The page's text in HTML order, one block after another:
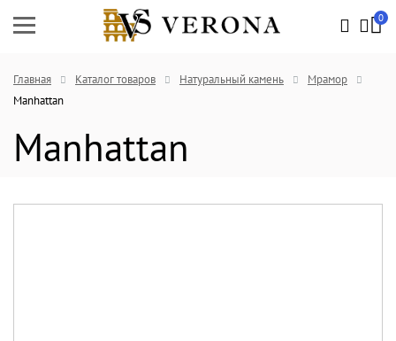
0
Главная Каталог товаров Натуральный камень
Мрамор
Manhattan
Manhattan